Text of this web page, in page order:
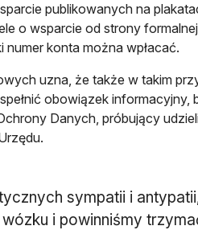
publikowanych na
o wsparcie od strony
numer konta można wpłacać.
uzna, że także w takim
obowiązek informacyjny,
Danych, próbujący
sympatii i
i powinniśmy